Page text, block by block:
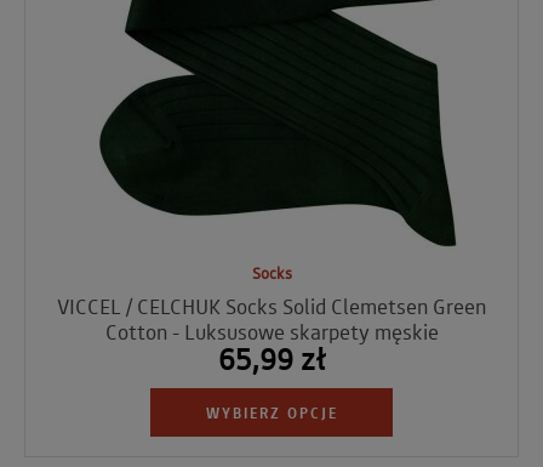
Socks
VICCEL / CELCHUK Socks Solid Clemetsen Green
Cotton - Luksusowe skarpety męskie
65,99 zł
WYBIERZ OPCJE